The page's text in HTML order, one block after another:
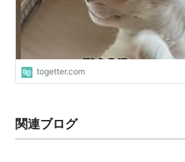
togetter.com
関連ブログ